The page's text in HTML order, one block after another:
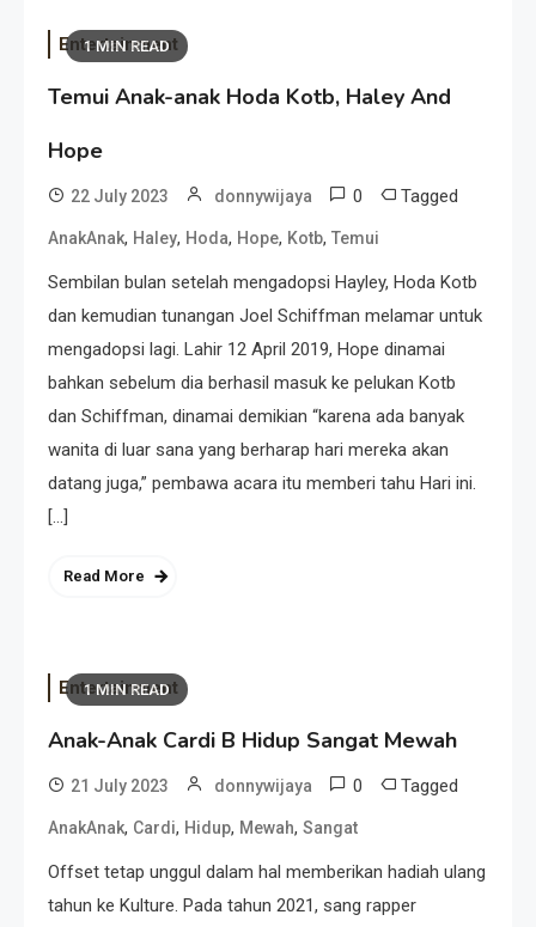
1 MIN READ
Entertainment
Temui Anak-anak Hoda Kotb, Haley And
Hope
22 July 2023 donnywijaya 0 Tagged
AnakAnak, Haley, Hoda, Hope, Kotb, Temui
Sembilan bulan setelah mengadopsi Hayley, Hoda Kotb
dan kemudian tunangan Joel Schiffman melamar untuk
mengadopsi lagi. Lahir 12 April 2019, Hope dinamai
bahkan sebelum dia berhasil masuk ke pelukan Kotb
dan Schiffman, dinamai demikian “karena ada banyak
wanita di luar sana yang berharap hari mereka akan
datang juga,” pembawa acara itu memberi tahu Hari ini.
[…]
Read More
1 MIN READ
Entertainment
Anak-Anak Cardi B Hidup Sangat Mewah
21 July 2023 donnywijaya 0 Tagged
AnakAnak, Cardi, Hidup, Mewah, Sangat
Offset tetap unggul dalam hal memberikan hadiah ulang
tahun ke Kulture. Pada tahun 2021, sang rapper